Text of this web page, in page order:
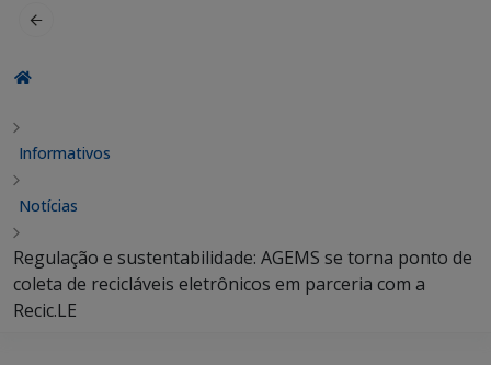
Informativos
Notícias
Regulação e sustentabilidade: AGEMS se torna ponto de
coleta de recicláveis ​​eletrônicos em parceria com a
Recic.LE